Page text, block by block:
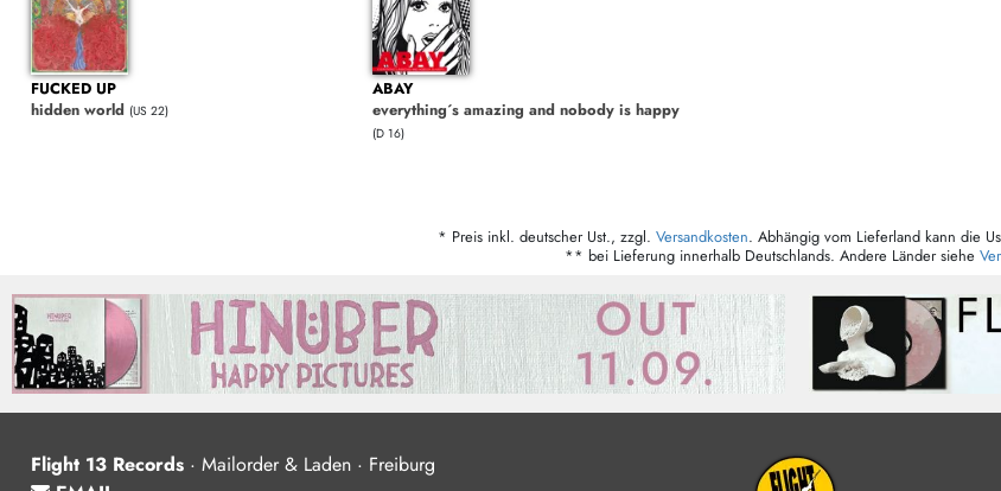
FUCKED UP
hidden world (US 22)
ABAY
everything´s amazing and nobody is happy
(D 16)
* Preis inkl. deutscher Ust., zzgl. Versandkosten. Abhängig vom Lieferland kann die
** bei Lieferung innerhalb Deutschlands. Andere Länder siehe
Flight 13 Records · Mailorder & Laden · Freiburg